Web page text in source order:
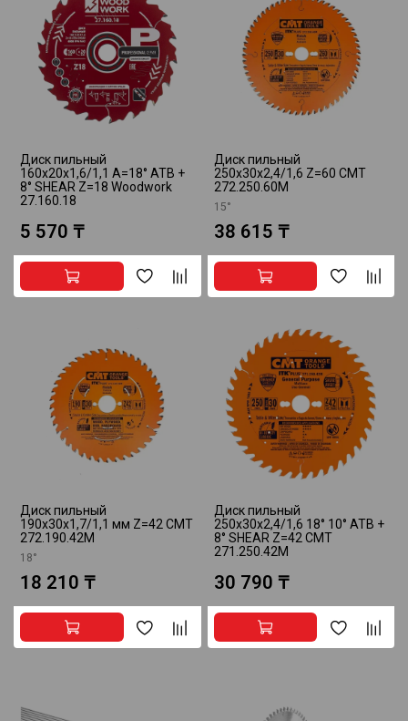
Диск пильный
160x20x1,6/1,1 A=18° ATB +
8° SHEAR Z=18 Woodwork
27.160.18
5 570 ₸
Диск пильный
250x30x2,4/1,6 Z=60 CMT
272.250.60M
15°
38 615 ₸
Диск пильный
190x30x1,7/1,1 мм Z=42 CMT
272.190.42M
18°
18 210 ₸
Диск пильный
250x30x2,4/1,6 18° 10° ATB +
8° SHEAR Z=42 CMT
271.250.42M
30 790 ₸